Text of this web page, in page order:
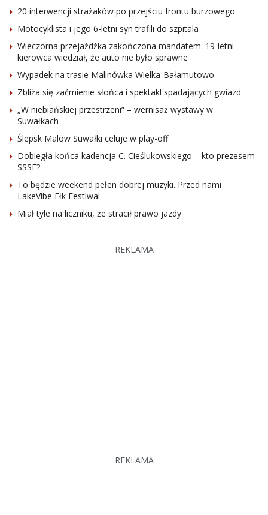
20 interwencji strażaków po przejściu frontu burzowego
Motocyklista i jego 6-letni syn trafili do szpitala
Wieczorna przejażdżka zakończona mandatem. 19-letni
kierowca wiedział, że auto nie było sprawne
Wypadek na trasie Malinówka Wielka-Bałamutowo
Zbliża się zaćmienie słońca i spektakl spadających gwiazd
„W niebiańskiej przestrzeni” – wernisaż wystawy w
Suwałkach
Ślepsk Malow Suwałki celuje w play-off
Dobiegła końca kadencja C. Cieślukowskiego – kto prezesem
SSSE?
To będzie weekend pełen dobrej muzyki. Przed nami
LakeVibe Ełk Festiwal
Miał tyle na liczniku, że stracił prawo jazdy
REKLAMA
REKLAMA